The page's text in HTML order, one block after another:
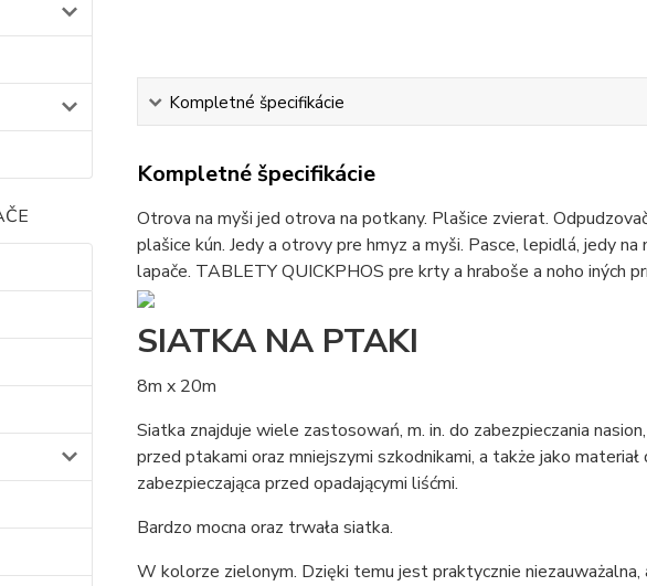
Kompletné špecifikácie
Kompletné špecifikácie
Otrova na myši jed otrova na potkany. Plašice zvierat.
plašice kún. Jedy a otrovy pre hmyz a myši. Pasce, lepidlá, jedy
lapače. TABLETY QUICKPHOS pre krty a hraboše a noho iných
SIATKA NA PTAKI
8m x 20m
Siatka znajduje wiele zastosowań, m. in. do zabezpieczania
przed ptakami oraz mniejszymi szkodnikami, a także jako
zabezpieczająca przed opadającymi liśćmi.
Bardzo mocna oraz trwała siatka.
W kolorze zielonym. Dzięki temu jest praktycznie